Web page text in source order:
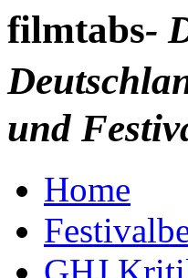
filmtabs-
und
Home